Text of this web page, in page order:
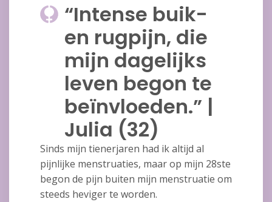
“Intense buik-
en rugpijn, die
mijn dagelijks
leven begon te
beïnvloeden.” |
Julia (32)
Sinds mijn tienerjaren had ik altijd al
pijnlijke menstruaties, maar op mijn 28ste
begon de pijn buiten mijn menstruatie om
steeds heviger te worden.